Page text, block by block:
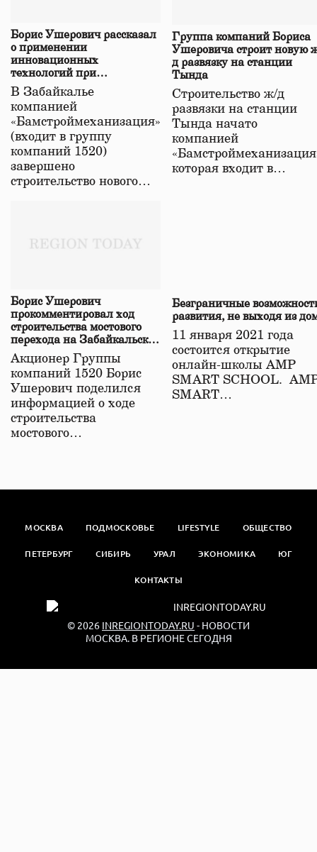
Борис Ушерович рассказал
о применении
инновационных
технологий при
строительстве нового моста
в Забайкалье
В Забайкалье
компанией
«Бамстроймеханизация»
(входит в группу
компаний 1520)
завершено
строительство нового…
Группа компаний Бориса
Ушеровича строит новую
д развязку на станции
Тында
Строительство ж/д
развязки на станции
Тында начато
компанией
которая входит в…
Борис Ушерович
прокомментировал ход
строительства мостового
перехода на Забайкальской
железной дороге
Акционер Группы
компаний 1520 Борис
Ушерович поделился
информацией о ходе
строительства
мостового…
Безграничные
развития, не выходя из
11 января 2021 года
состоится открытие
онлайн-школы АМР
SMART SCHOOL.
SMART…
МОСКВА ПОДМОСКОВЬЕ LIFESTYLE ОБЩЕСТВО
ПЕТЕРБУРГ СИБИРЬ УРАЛ ЭКОНОМИКА ЮГ
КОНТАКТЫ
© 2026 INREGIONTODAY.RU - НОВОСТИ
МОСКВА. В РЕГИОНЕ СЕГОДНЯ